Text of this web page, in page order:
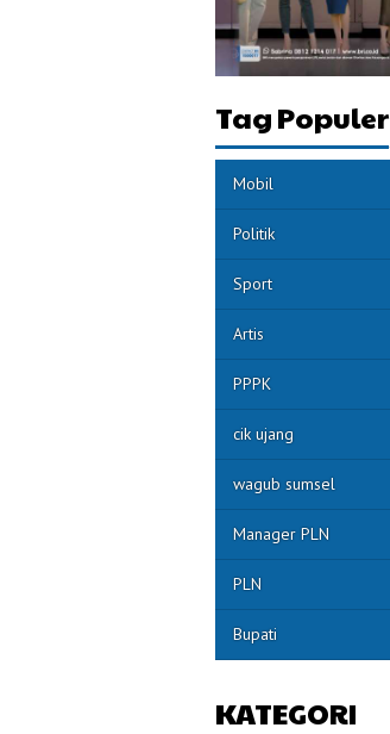
Tag Populer
Mobil
Politik
Sport
Artis
PPPK
cik ujang
wagub sumsel
Manager PLN
PLN
Bupati
KATEGORI